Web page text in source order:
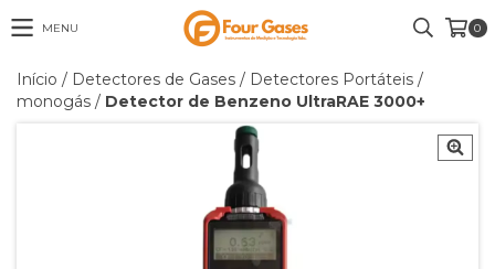
MENU 0
Início / Detectores de Gases / Detectores Portáteis /
monogás / Detector de Benzeno UltraRAE 3000+